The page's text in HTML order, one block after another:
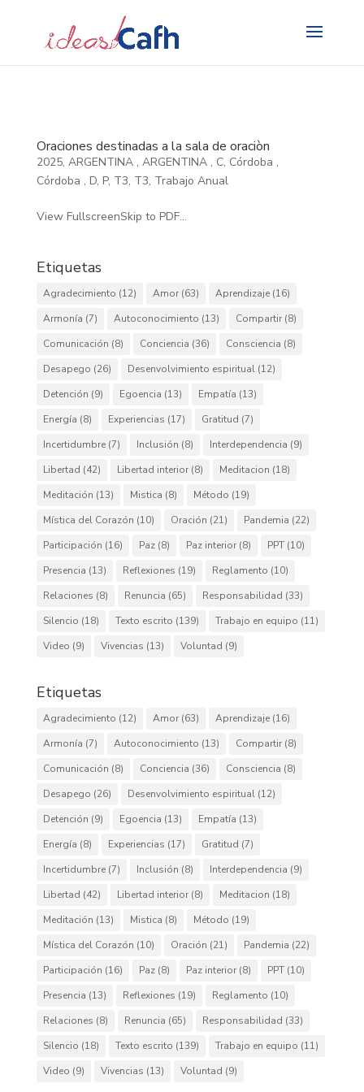
Oraciones destinadas a la sala de oraciòn
2025, ARGENTINA , ARGENTINA , C, Córdoba ,
Córdoba , D, P, T3, T3, Trabajo Anual
View FullscreenSkip to PDF...
Etiquetas
Agradecimiento (12) Amor(63) Aprendizaje(16)
Armonía (7) Autoconocimiento (13) Compartir(8)
Comunicación (8) Conciencia (36) Consciencia (8)
Desapego (26) Desenvolvimiento espiritual(12)
Detención (9) Egoencia (13) Empatía (13)
Energía (8) Experiencias (17) Gratitud (7)
Incertidumbre(7) Inclusión (8) Interdependencia (9)
Libertad (42) Libertad interior(8) Meditacion (18)
Meditación (13) Mistica (8) Método (19)
Mística del Corazón (10) Oración (21) Pandemia (22)
Participación (16) Paz(8) Paz interior(8) PPT(10)
Presencia (13) Reflexiones (19) Reglamento (10)
Relaciones (8) Renuncia (65) Responsabilidad (33)
Silencio (18) Texto escrito (139) Trabajo en equipo (11)
Video (9) Vivencias (13) Voluntad (9)
Etiquetas
Agradecimiento (12) Amor(63) Aprendizaje(16)
Armonía (7) Autoconocimiento (13) Compartir(8)
Comunicación (8) Conciencia (36) Consciencia (8)
Desapego (26) Desenvolvimiento espiritual(12)
Detención (9) Egoencia (13) Empatía (13)
Energía (8) Experiencias (17) Gratitud (7)
Incertidumbre(7) Inclusión (8) Interdependencia (9)
Libertad (42) Libertad interior(8) Meditacion (18)
Meditación (13) Mistica (8) Método (19)
Mística del Corazón (10) Oración (21) Pandemia (22)
Participación (16) Paz(8) Paz interior(8) PPT(10)
Presencia (13) Reflexiones (19) Reglamento (10)
Relaciones (8) Renuncia (65) Responsabilidad (33)
Silencio (18) Texto escrito (139) Trabajo en equipo (11)
Video (9) Vivencias (13) Voluntad (9)